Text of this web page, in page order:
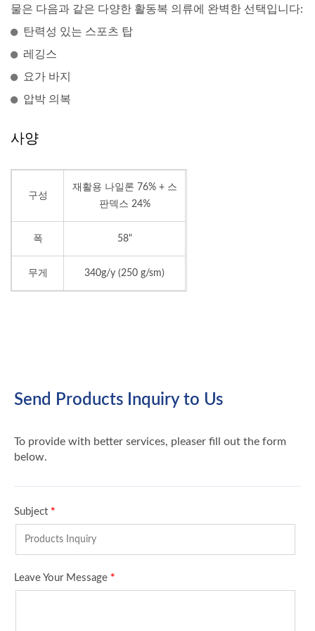
물은 다음과 같은 다양한 활동복 의류에 완벽한 선택입니다:
탄력성 있는 스포츠 탑
레깅스
요가 바지
압박 의복
사양
구성
재활용 나일론 76% + 스
판덱스 24%
폭 58"
무게 340g/y (250 g/sm)